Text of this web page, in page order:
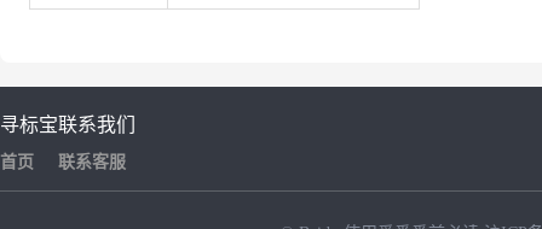
寻标宝
首页
联系我们
联系客服